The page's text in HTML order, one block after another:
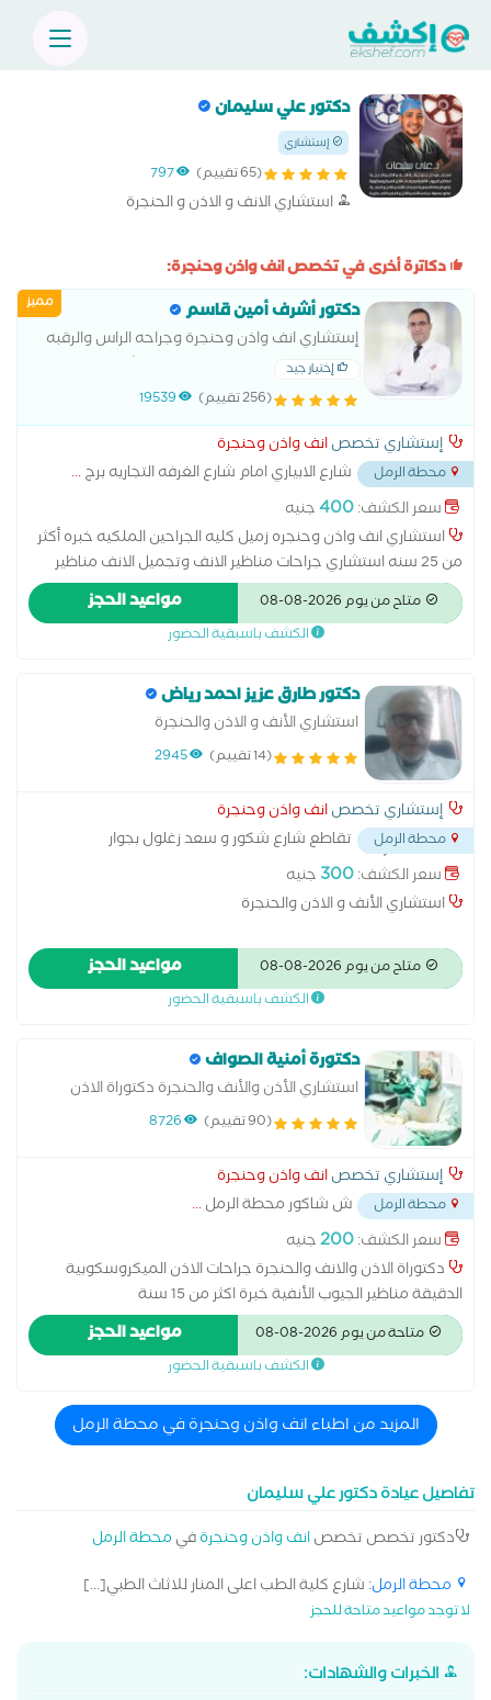
دكتور علي سليمان
إستشاري
(65 تقييم) 797
استشاري الانف و الاذن و الحنجرة
دكاترة أخرى في تخصص انف واذن وحنجرة:
مميز دكتور أشرف أمين قاسم
إستشاري انف واذن وحنجرة وجراحه الراس والرقبه
ومناظير الانف والجيوب الانفيه استشاري جراحات
الحنجره استشاري جراحات الاذن الميكروسكوبيه
إختيار جيد
(256 تقييم) 19539
إستشاري تخصصانف واذن وحنجرة
محطة الرمل شارع الابياري امام شارع الغرفه التجاريه برج
...
سعر الكشف:400جنيه
استشاري انف واذن وحنجره زميل كليه الجراحين الملكيه خبره أكثر
من 25 سنه استشاري جراحات مناظير الانف وتجميل الانف مناظير
وعمليات ترقيع واصلاح الاذن الوسطي خبير علاج الدوران وطنين
الاذن استشاري مناظير الحنجرة وازاله لحميات واورام الحنجره بالمنظار
وعلاج بحه الصوت استشاري علاج اضطراب النوم والشخير
متاح من يوم 2026-08-08 مواعيد الحجز
الكشف باسبقية الحضور
دكتور طارق عزيز احمد رياض
استشاري الأنف و الاذن والحنجرة
(14 تقييم) 2945
إستشاري تخصصانف واذن وحنجرة
محطة الرمل
تقاطع شارع شكور و سعد زغلول بجوار
مطعم محمد أحمد... سعر الكشف:300 جنيه
استشاري الأنف و الاذن والحنجرة
متاح من يوم 2026-08-08 مواعيد الحجز
الكشف باسبقية الحضور
دكتورة أمنية الصواف
استشاري الأذن والأنف والحنجرة دكتوراة الاذن
والانف والحنجرة
(90 تقييم) 8726
إستشاري تخصصانف واذن وحنجرة
محطة الرمل ش شاكور محطة الرمل...
سعر الكشف:200جنيه
دكتوراة الاذن والانف والحنجرة جراحات الاذن الميكروسكوبية
الدقيقة مناظير الجيوب الأنفية خبرة اكثر من 15 سنة
متاحة من يوم 2026-08-08 مواعيد الحجز
الكشف باسبقية الحضور
المزيد من اطباء انف واذن وحنجرة في محطة الرمل
تفاصيل عيادة دكتور علي سليمان
دكتور تخصص تخصصانف واذن وحنجرةفي محطة الرمل
محطة الرمل: شارع كلية الطب اعلى المنار للاثاث الطبي[...]
لا توجد مواعيد متاحة للحجز
الخبرات والشهادات: